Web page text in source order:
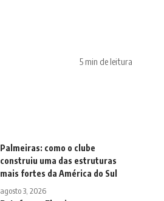
5 min de leitura
Palmeiras: como o clube
construiu uma das estruturas
mais fortes da América do Sul
agosto 3, 2026